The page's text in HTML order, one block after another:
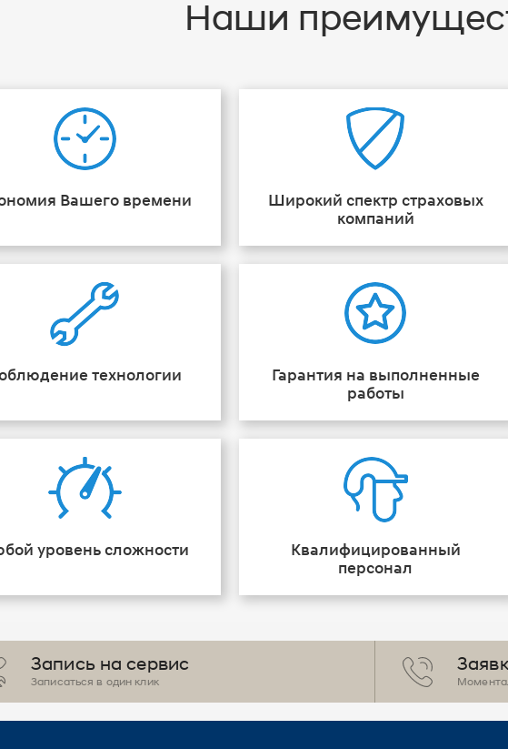
Наши
Вашего времени
Широкий спектр страховых
компаний
технологии
Гарантия на выполненные
работы
уровень сложности
Квалифицированный
персонал
Запись на сервис
Записаться в один клик